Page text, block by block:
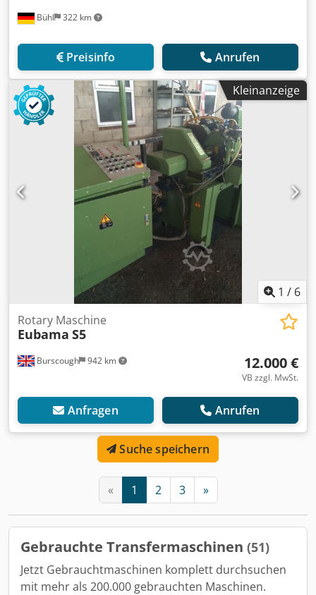
Bühl 322 km
Preisinfo Anrufen
Kleinanzeige
1 / 6
Burscough 942 km
Rotary Maschine
Eubama S5
12.000 €
VB zzgl. MwSt.
Anfragen Anrufen
Suche speichern
« 1 2 3 »
Gebrauchte Transfermaschinen (51)
Jetzt Gebrauchtmaschinen komplett durchsuchen
mit mehr als 200.000 gebrauchten Maschinen.